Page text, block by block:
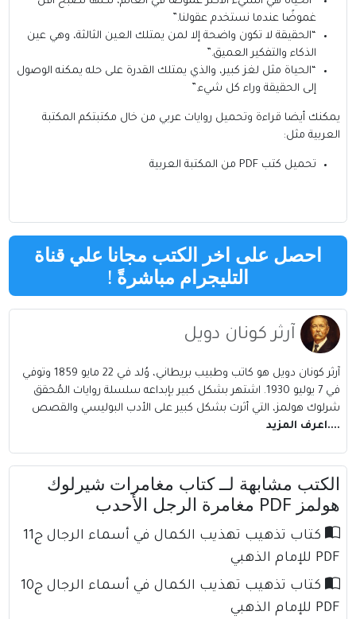
غموضًا عندما نستخدم عقولنا.”
“الحقيقة لا تكون واضحة إلا لمن يمتلك العين الثالثة، وهي عين
الذكاء والتفكير العميق.”
“الحياة مثل لغز كبير، والذي يمتلك القدرة على حله يمكنه الوصول
إلى الحقيقة وراء كل شيء.”
يمكنك أيضا قراءة وتحميل روايات عربي من خال مكتبتكم المكتبة
العربيةمثل:
تحميل كتب PDF من المكتبة العربية
احصل على اخر الكتب مجانا علي قناة
التليجرام مباشرةً !
آرثر كونان دويل
آرثر كونان دويل هو كاتب وطبيب بريطاني، وُلد في 22 مايو 1859 وتوفي
في 7 يوليو 1930. اشتهر بشكل كبير بإبداعه سلسلة روايات المُحقق
شرلوك هولمز، التي أثرت بشكل كبير على الأدب البوليسي والقصص
....اعرف المزيد
الكتب مشابهة لــ كتاب مغامرات شيرلوك
هولمز PDF مغامرة الرجل الأحدب
كتاب تذهيب تهذيب الكمال في أسماء الرجال ج11
PDF للإمام الذهبي
كتاب تذهيب تهذيب الكمال في أسماء الرجال ج10
PDF للإمام الذهبي